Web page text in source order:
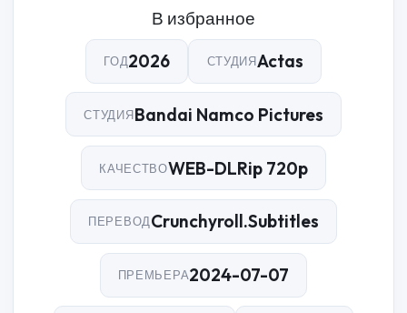
В избранное
ГОД2026 СТУДИЯActas
СТУДИЯBandai Namco Pictures
КАЧЕСТВОWEB-DLRip 720p
ПЕРЕВОДCrunchyroll.Subtitles
ПРЕМЬЕРА2024-07-07